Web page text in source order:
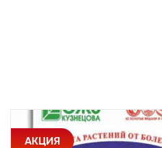
АКЦИЯ